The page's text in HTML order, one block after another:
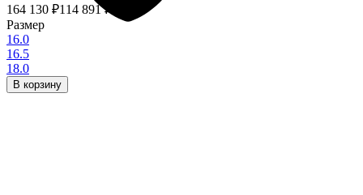
164 130 ₽114 891₽
Размер
16.0
16.5
18.0
В корзину